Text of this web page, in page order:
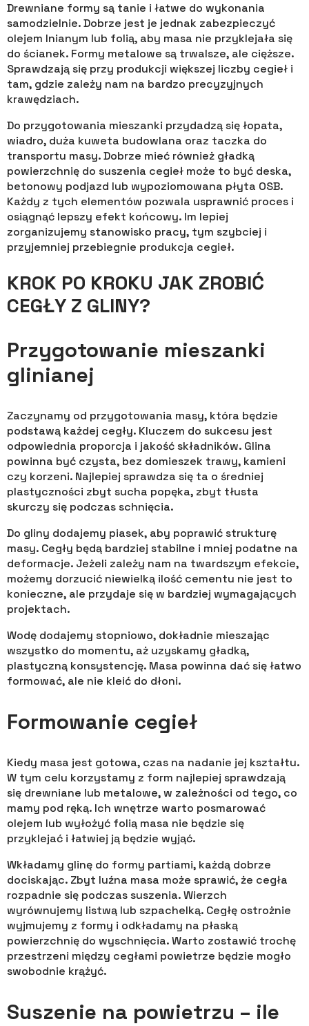
Drewniane formy są tanie i łatwe do wykonania
samodzielnie. Dobrze jest je jednak zabezpieczyć
olejem lnianym lub folią, aby masa nie przyklejała się
do ścianek. Formy metalowe są trwalsze, ale cięższe.
Sprawdzają się przy produkcji większej liczby cegieł i
tam, gdzie zależy nam na bardzo precyzyjnych
krawędziach.
Do przygotowania mieszanki przydadzą się łopata,
wiadro, duża kuweta budowlana oraz taczka do
transportu masy. Dobrze mieć również gładką
powierzchnię do suszenia cegieł może to być deska,
betonowy podjazd lub wypoziomowana płyta OSB.
Każdy z tych elementów pozwala usprawnić proces i
osiągnąć lepszy efekt końcowy. Im lepiej
zorganizujemy stanowisko pracy, tym szybciej i
przyjemniej przebiegnie produkcja cegieł.
KROK PO KROKU JAK ZROBIĆ
CEGŁY Z GLINY?
Przygotowanie mieszanki
glinianej
Zaczynamy od przygotowania masy, która będzie
podstawą każdej cegły. Kluczem do sukcesu jest
odpowiednia proporcja i jakość składników. Glina
powinna być czysta, bez domieszek trawy, kamieni
czy korzeni. Najlepiej sprawdza się ta o średniej
plastyczności zbyt sucha popęka, zbyt tłusta
skurczy się podczas schnięcia.
Do gliny dodajemy piasek, aby poprawić strukturę
masy. Cegły będą bardziej stabilne i mniej podatne na
deformacje. Jeżeli zależy nam na twardszym efekcie,
możemy dorzucić niewielką ilość cementu nie jest to
konieczne, ale przydaje się w bardziej wymagających
projektach.
Wodę dodajemy stopniowo, dokładnie mieszając
wszystko do momentu, aż uzyskamy gładką,
plastyczną konsystencję. Masa powinna dać się łatwo
formować, ale nie kleić do dłoni.
Formowanie cegieł
Kiedy masa jest gotowa, czas na nadanie jej kształtu.
W tym celu korzystamy z form najlepiej sprawdzają
się drewniane lub metalowe, w zależności od tego, co
mamy pod ręką. Ich wnętrze warto posmarować
olejem lub wyłożyć folią masa nie będzie się
przyklejać i łatwiej ją będzie wyjąć.
Wkładamy glinę do formy partiami, każdą dobrze
dociskając. Zbyt luźna masa może sprawić, że cegła
rozpadnie się podczas suszenia. Wierzch
wyrównujemy listwą lub szpachelką. Cegłę ostrożnie
wyjmujemy z formy i odkładamy na płaską
powierzchnię do wyschnięcia. Warto zostawić trochę
przestrzeni między cegłami powietrze będzie mogło
swobodnie krążyć.
Suszenie na powietrzu – ile